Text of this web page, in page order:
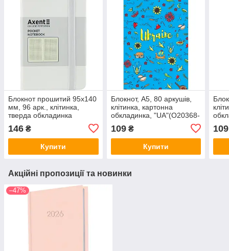
Блокнот прошитий 95х140
мм, 96 арк., клітинка,
тверда обкладинка
Арт.60180
146 ₴
Купити
Блокнот, А5, 80 аркушів,
клітинка, картонна
обкладинка, "UA"(O20368-
109₴
Купити
109
Акційні пропозиції та новинки
–47%